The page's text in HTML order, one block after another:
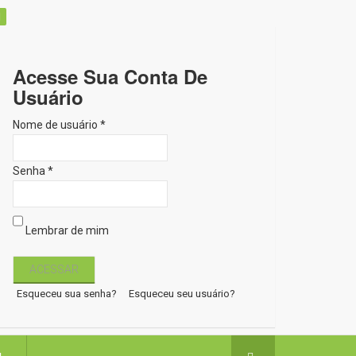
Acesse Sua Conta De
Usuário
Nome de usuário *
Senha *
Lembrar de mim
Esqueceu sua senha? Esqueceu seu usuário?